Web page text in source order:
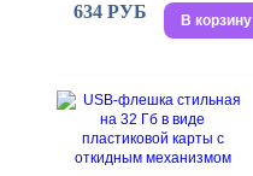
ИСКУССТВЕННАЯ
КОЖА
634 РУБ В корзину